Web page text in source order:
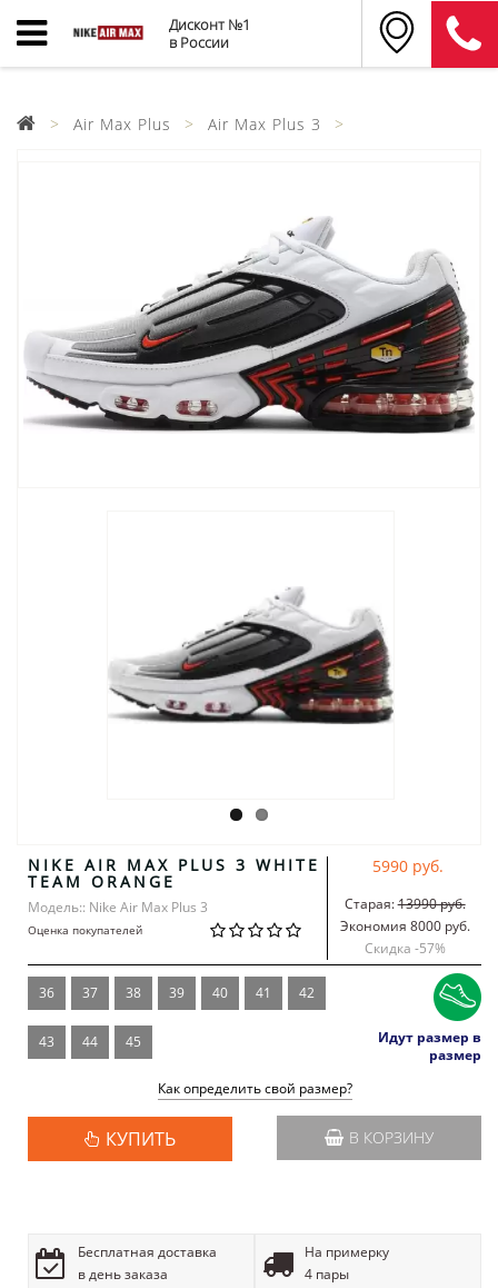
Дисконт №1
в России
Air Max Plus Air Max Plus 3
NIKE AIR MAX PLUS 3 WHITE
TEAM ORANGE
Модель:: Nike Air Max Plus 3
Оценка покупателей
5990 руб.
Старая:13990 руб.
Экономия 8000 руб.
Скидка -57%
36 37 38 39 40 41 42
43 44 45
Идут размер в
размер
Как определить свой размер?
КУПИТЬ В КОРЗИНУ
Бесплатная доставка
в день заказа
На примерку
4 пары